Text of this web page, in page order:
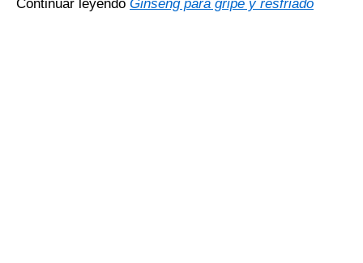
Continuar leyendo Ginseng para gripe y resfriado